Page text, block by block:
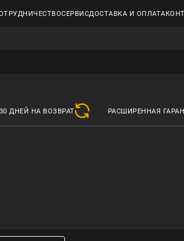
СЕРВИСДОСТАВКА И ОПЛАТА
30 ДНЕЙ НА ВОЗВРАТ РАСШИРЕННАЯ